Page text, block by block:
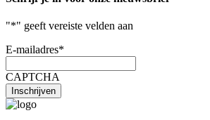
"*" geeft vereiste velden aan
E-mailadres*
CAPTCHA